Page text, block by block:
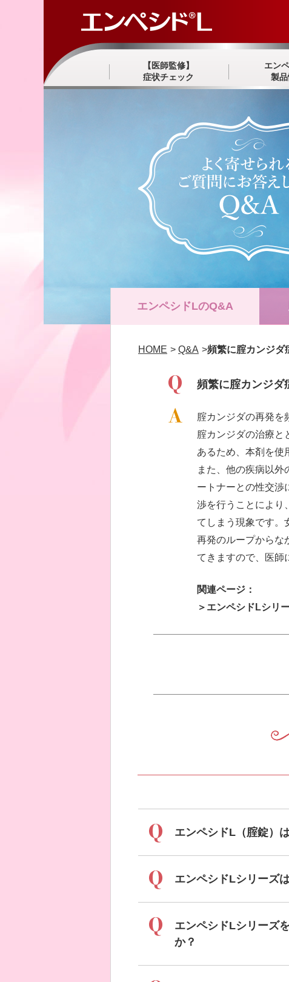
【医師監修】
症状チェック
エン
製
エンペシドLのQ&A
HOME > Q&A >頻繁に腟カンジダ
頻繁に腟カンジダ
腟カンジダの再発を
腟カンジダの治療と
あるため、本剤を使
また、他の疾病以
ートナーとの性交渉
渉を行うことにより
てしまう現象です。
再発のループからな
てきますので、医師
関連ページ：
＞エンペシドLシリ
エンペシドL（腟錠）
エンペシドLシリーズ
エンペシドLシリーズ
か？